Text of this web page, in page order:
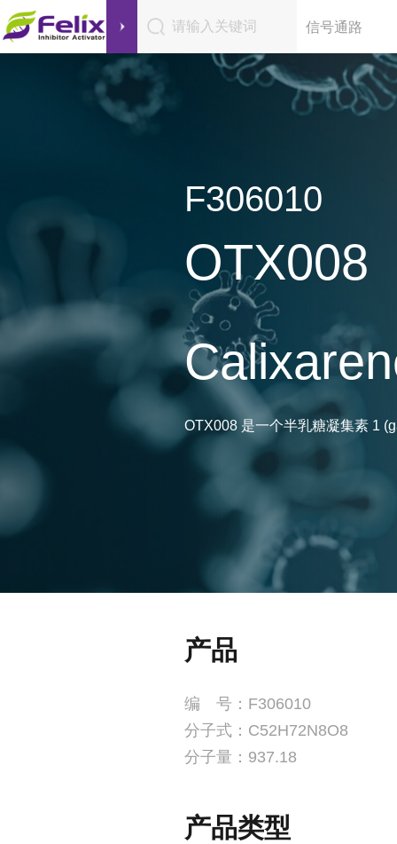
请输入关键词 信号通路
F306010
OTX008
OTX008 是一个半乳糖凝集素 1
产品
编 号：F306010
分子式：C52H72N8O8
分子量：937.18
产品类型